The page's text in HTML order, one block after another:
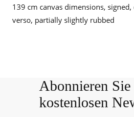
139 cm canvas dimensions,
verso, partially slightly rubbed
Abonnieren Sie
kostenlosen